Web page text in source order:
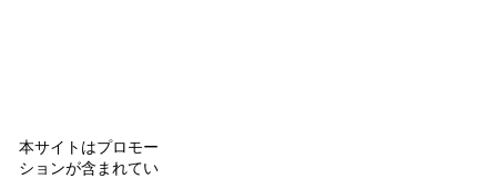
本サイトはプロモー
ションが含まれてい